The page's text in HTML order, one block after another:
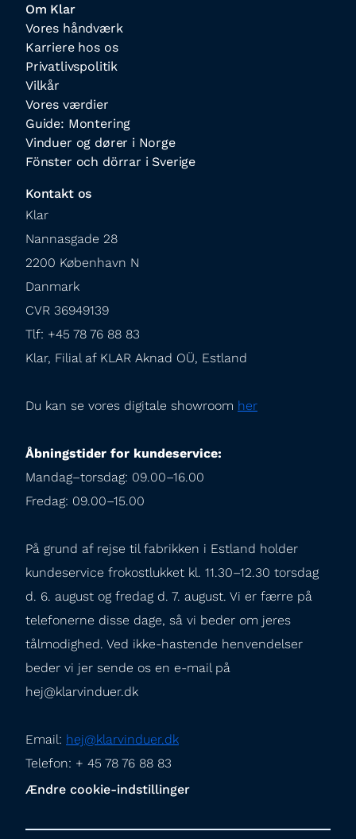
Om Klar
Vores håndværk
Karriere hos os
Privatlivspolitik
Vilkår
Vores værdier
Guide: Montering
Vinduer og dører i Norge
Fönster och dörrar i Sverige
Kontakt os
Klar
Nannasgade 28
2200 København N
Danmark
CVR 36949139
Tlf: +45 78 76 88 83
Klar, Filial af KLAR Aknad OÜ, Estland
Du kan se vores digitale showroom her
Åbningstider for kundeservice:
Mandag–torsdag: 09.00–16.00
Fredag: 09.00–15.00
På grund af rejse til fabrikken i Estland holder
kundeservice frokostlukket kl. 11.30–12.30 torsdag
d. 6. august og fredag d. 7. august. Vi er færre på
telefonerne disse dage, så vi beder om jeres
tålmodighed. Ved ikke-hastende henvendelser
beder vi jer sende os en e-mail på
hej@klarvinduer.dk
Email: hej@klarvinduer.dk
Telefon: + 45 78 76 88 83
Ændre cookie-indstillinger